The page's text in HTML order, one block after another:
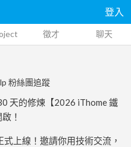
登入
徵才 聊天
粉絲團追蹤
天的修煉【2026 iThome 鐵
！
上線！邀請你用技術交流，